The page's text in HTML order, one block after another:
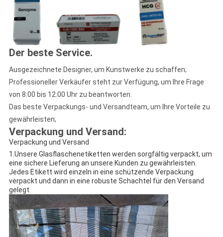
Der beste Service.
Ausgezeichnete Designer, um Kunstwerke zu schaffen;
Professioneller Verkäufer steht zur Verfügung, um Ihre Frage
von 8:00 bis 12:00 Uhr zu beantworten.
Das beste Verpackungs- und Versandteam, um Ihre Vorteile zu
gewährleisten;
Verpackung und Versand:
Verpackung und Versand
1.Unsere Glasflaschenetiketten werden sorgfältig verpackt, um
eine sichere Lieferung an unsere Kunden zu gewährleisten.
Jedes Etikett wird einzeln in eine schützende Verpackung
verpackt und dann in eine robuste Schachtel für den Versand
gelegt.